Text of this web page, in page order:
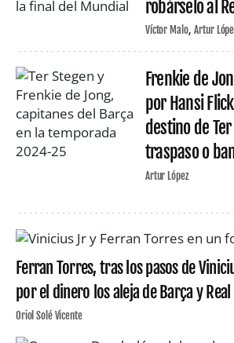
robárselo al
Víctor Malo Artur
Frenkie de
por Hansi
destino de
traspaso o
Artur López
Ferran Torres, tras los pasos de
por el dinero los aleja de Barça y
Oriol Solé Vicente